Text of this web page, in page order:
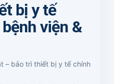
bị y tế
viện &
– bảo trì thiết bị y tế chính